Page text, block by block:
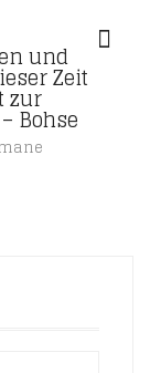
und
Zeit
zur
Bohse